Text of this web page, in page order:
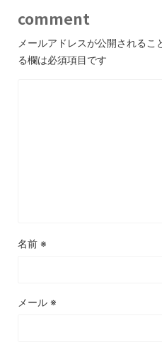
comment
メールアドレスが公開されるこ
る欄は必須項目です
名前 ※
メール ※